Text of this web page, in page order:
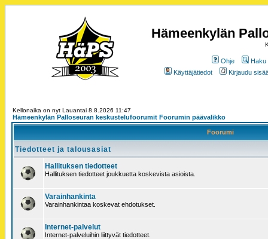
Hämeenkylän
Ohje
Haku
Käyttäjätiedot
Kirjaudu
Kellonaika on nyt Lauantai 8.8.2026 11:47
Hämeenkylän Palloseuran keskustelufoorumit Foorumin päävalikko
Foorumi
Tiedotteet ja talousasiat
Hallituksen tiedotteet
Hallituksen tiedotteet joukkuetta koskevista asioista.
Varainhankinta
Varainhankintaa koskevat ehdotukset.
Internet-palvelut
Internet-palveluihin liittyvät tiedotteet.